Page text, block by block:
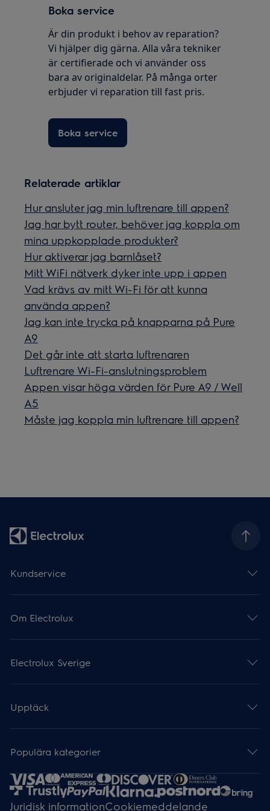
Boka service
Är din produkt i behov av reparation?
Vi hjälper dig gärna. Alla våra tekniker
är certifierade och vi använder oss
bara av originaldelar. På många orter
erbjuder vi reparation till fast pris.
Boka service
Relaterade artiklar
Hur ansluter jag min luftrenare till appen?
Jag har bytt router, behöver jag koppla om
mina uppkopplade produkter?
Hur aktiverar jag barnlåset?
Mitt WiFi nätverk dyker inte upp i appen
Vad krävs av mitt Wi-Fi för att kunna
använda appen?
Jag kan inte trycka på knapparna på Pure
A9
Det går inte att starta luftrenaren
Luftrenare Wi-Fi-anslutningsproblem
Appen visar höga värden för Pure A9 / Well
A5
Måste jag koppla min luftrenare till appen?
Kundservice
Om Electrolux
Electrolux Sverige
Upptäck
Populära kategorier
Juridisk informationCookiemeddelande